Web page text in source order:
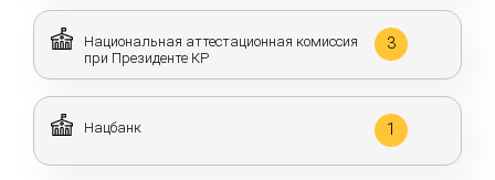
Национальная аттестационная комиссия
при Президенте КР
3
Нацбанк 1